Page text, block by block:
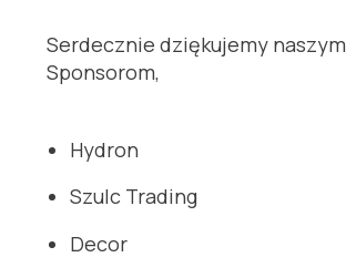
Serdecznie dziękujemy naszym
Sponsorom,
Hydron
Szulc Trading
Decor